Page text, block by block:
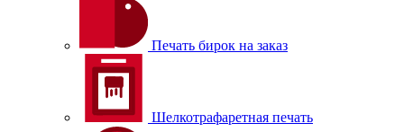
Печать бирок на заказ
Шелкотрафаретная печать